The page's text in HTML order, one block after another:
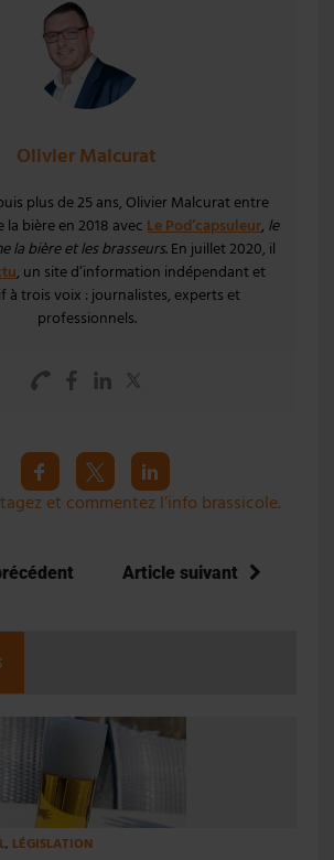
Olivier Malcurat
plus de 25 ans, Olivier Malcurat entre
la bière en 2018 avecLe Pod’capsuleur, le
la bière et les brasseurs. En juillet 2020, il
, un site d’information indépendant et
à trois voix : journalistes, experts et
professionnels.
et commentez l’info brassicole.
Article suivant
, LÉGISLATION